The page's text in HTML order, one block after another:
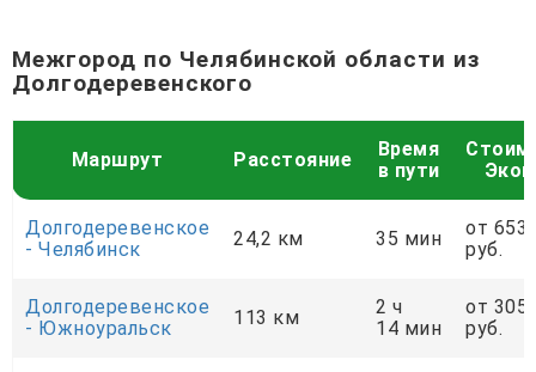
Межгород по Челябинской области из
Долгодеревенского
Маршрут Расстояние
Время
в пути
Долгодеревенское
- Челябинск
24,2 км 35 мин
от
руб.
Долгодеревенское
- Южноуральск
113 км
2 ч
14 мин
от
руб.